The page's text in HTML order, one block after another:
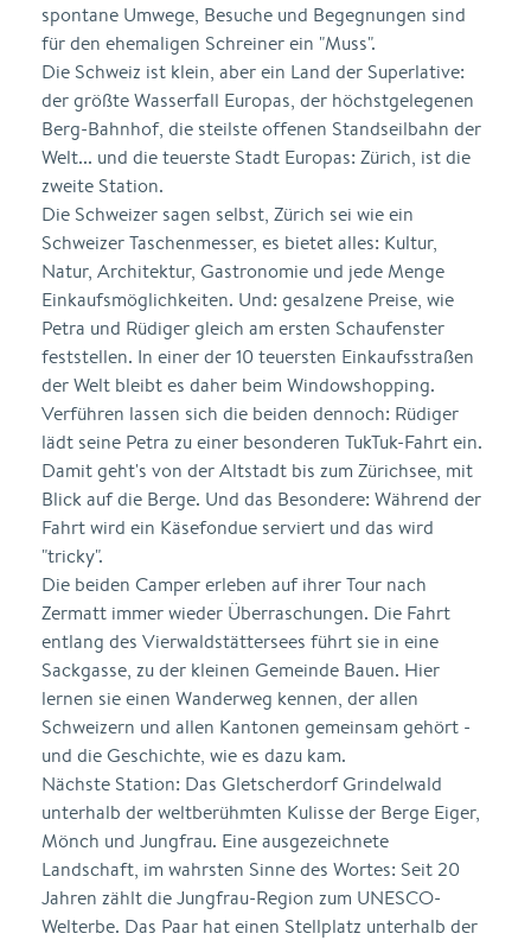
spontane Umwege, Besuche und Begegnungen sind
für den ehemaligen Schreiner ein "Muss".
Die Schweiz ist klein, aber ein Land der Superlative:
der größte Wasserfall Europas, der höchstgelegenen
Berg-Bahnhof, die steilste offenen Standseilbahn der
Welt... und die teuerste Stadt Europas: Zürich, ist die
zweite Station.
Die Schweizer sagen selbst, Zürich sei wie ein
Schweizer Taschenmesser, es bietet alles: Kultur,
Natur, Architektur, Gastronomie und jede Menge
Einkaufsmöglichkeiten. Und: gesalzene Preise, wie
Petra und Rüdiger gleich am ersten Schaufenster
feststellen. In einer der 10 teuersten Einkaufsstraßen
der Welt bleibt es daher beim Windowshopping.
Verführen lassen sich die beiden dennoch: Rüdiger
lädt seine Petra zu einer besonderen TukTuk-Fahrt ein.
Damit geht's von der Altstadt bis zum Zürichsee, mit
Blick auf die Berge. Und das Besondere: Während der
Fahrt wird ein Käsefondue serviert und das wird
"tricky".
Die beiden Camper erleben auf ihrer Tour nach
Zermatt immer wieder Überraschungen. Die Fahrt
entlang des Vierwaldstättersees führt sie in eine
Sackgasse, zu der kleinen Gemeinde Bauen. Hier
lernen sie einen Wanderweg kennen, der allen
Schweizern und allen Kantonen gemeinsam gehört -
und die Geschichte, wie es dazu kam.
Nächste Station: Das Gletscherdorf Grindelwald
unterhalb der weltberühmten Kulisse der Berge Eiger,
Mönch und Jungfrau. Eine ausgezeichnete
Landschaft, im wahrsten Sinne des Wortes: Seit 20
Jahren zählt die Jungfrau-Region zum UNESCO-
Welterbe. Das Paar hat einen Stellplatz unterhalb der